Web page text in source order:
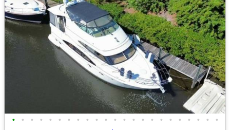
• • • • • • • • • • • • • • • • • • • • • • •